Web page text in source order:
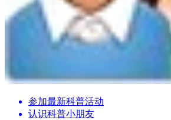
参加最新科普活动
认识科普小朋友